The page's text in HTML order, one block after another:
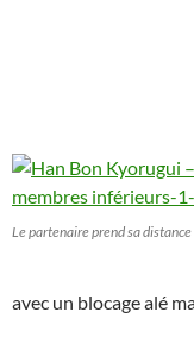
Le partenaire prend sa distance
avec un blocage alé